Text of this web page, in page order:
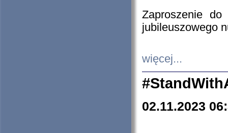
Zaproszenie do
jubileuszowego
więcej...
02.11.2023